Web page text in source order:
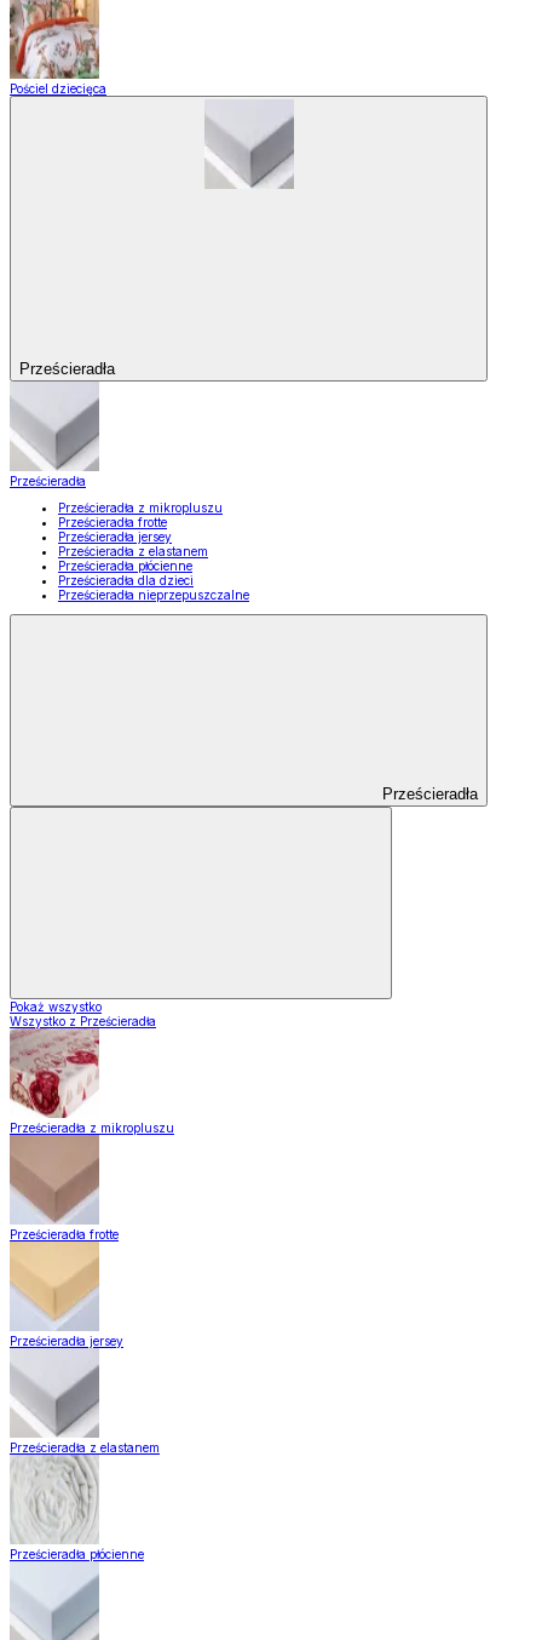
Pościel dziecięca
Prześcieradła
Prześcieradła
Prześcieradła z mikropluszu
Prześcieradła frotte
Prześcieradła jersey
Prześcieradła z elastanem
Prześcieradła płócienne
Prześcieradła dla dzieci
Prześcieradła nieprzepuszczalne
Prześcieradła
Pokaż wszystko
Wszystko z Prześcieradła
Prześcieradła z mikropluszu
Prześcieradła frotte
Prześcieradła jersey
Prześcieradła z elastanem
Prześcieradła płócienne